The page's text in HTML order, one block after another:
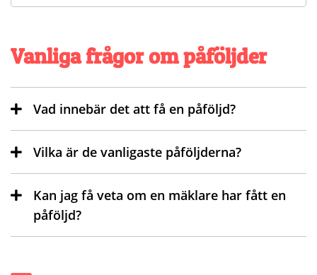
Vanliga frågor om påföljder
Vad innebär det att få en påföljd?
Vilka är de vanligaste påföljderna?
Kan jag få veta om en mäklare har fått en
påföljd?